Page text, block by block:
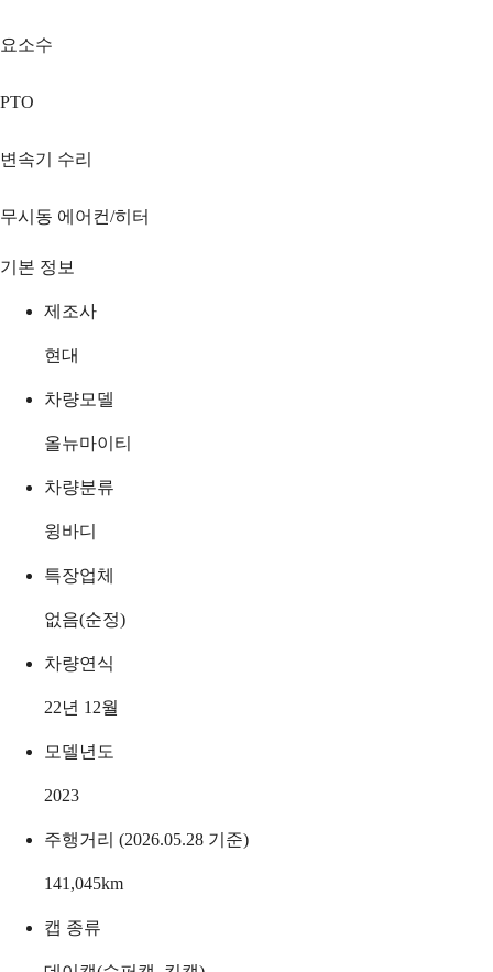
요소수
PTO
변속기 수리
무시동 에어컨/히터
기본 정보
제조사
현대
차량모델
올뉴마이티
차량분류
윙바디
특장업체
없음(순정)
차량연식
22년 12월
모델년도
2023
주행거리 (2026.05.28 기준)
141,045km
캡 종류